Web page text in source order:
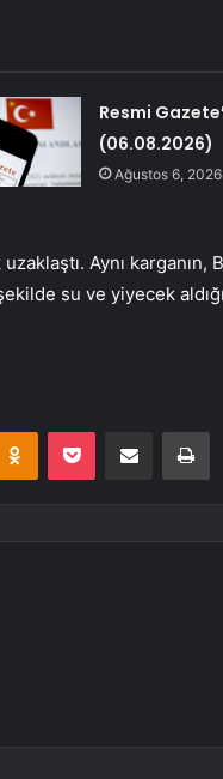
Resmi
(06.08.2026)
Ağustos 6, 2026
Aynı karganın,
su ve yiyecek
Odnoklassniki
Pocket E-Posta ile paylaş